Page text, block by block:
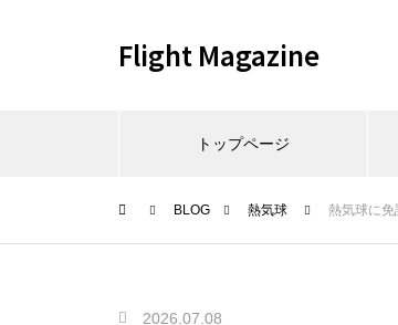
Flight Magazine
トップページ
BLOG 熱気球 熱気球に免
2026.07.08